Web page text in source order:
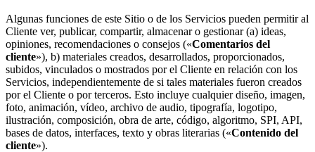
Algunas funciones de este Sitio o de los Servicios pueden permitir al
Cliente ver, publicar, compartir, almacenar o gestionar (a) ideas,
opiniones, recomendaciones o consejos («Comentarios del
cliente»), b) materiales creados, desarrollados, proporcionados,
subidos, vinculados o mostrados por el Cliente en relación con los
Servicios, independientemente de si tales materiales fueron creados
por el Cliente o por terceros. Esto incluye cualquier diseño, imagen,
foto, animación, vídeo, archivo de audio, tipografía, logotipo,
ilustración, composición, obra de arte, código, algoritmo, SPI, API,
bases de datos, interfaces, texto y obras literarias («Contenido del
cliente»).